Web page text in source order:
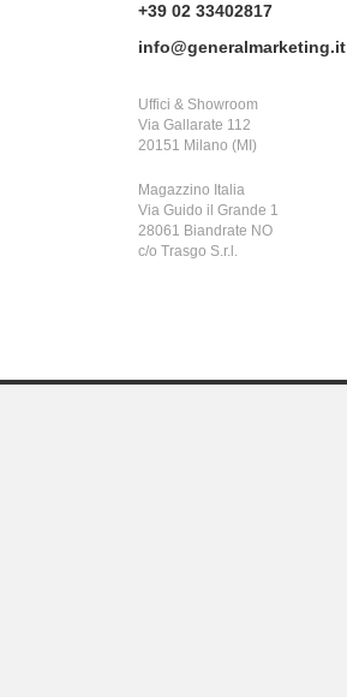
+39 02 33402817
info@generalmarketing.it
Uffici & Showroom
Via Gallarate 112
20151 Milano (MI)
Magazzino Italia
Via Guido il Grande 1
28061 Biandrate NO
c/o Trasgo S.r.l.